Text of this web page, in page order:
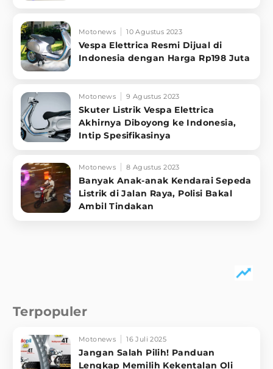
Motonews 10 Agustus 2023
Vespa Elettrica Resmi Dijual di
Indonesia dengan Harga Rp198 Juta
Motonews 9 Agustus 2023
Skuter Listrik Vespa Elettrica
Akhirnya Diboyong ke Indonesia,
Intip Spesifikasinya
Motonews 8 Agustus 2023
Banyak Anak-anak Kendarai Sepeda
Listrik di Jalan Raya, Polisi Bakal
Ambil Tindakan
Terpopuler
Motonews 16 Juli 2025
Jangan Salah Pilih! Panduan
Lengkap Memilih Kekentalan Oli